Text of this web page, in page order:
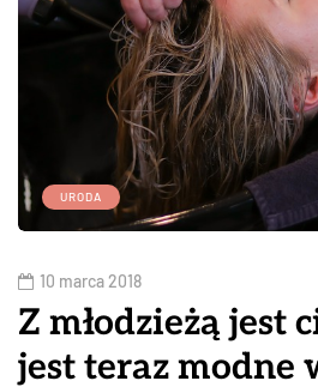
URODA
10 marca 2018
Z młodzieżą jest
jest teraz modne